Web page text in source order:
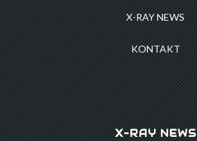
X-RAY NEWS
KONTAKT
X-RAY NEWS